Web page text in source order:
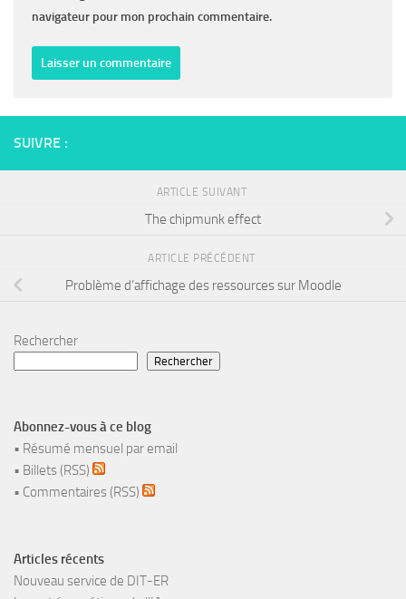
navigateur pour mon prochain commentaire.
SUIVRE :
ARTICLE SUIVANT
The chipmunk effect
ARTICLE PRÉCÉDENT
Problème d’affichage des ressources sur Moodle
Rechercher
Rechercher
Abonnez-vous à ce blog
• Résumé mensuel par email
• Billets (RSS)
• Commentaires (RSS)
Articles récents
Nouveau service de DIT-ER